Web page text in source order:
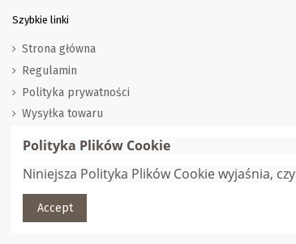
Szybkie linki
Strona główna
Regulamin
Polityka prywatności
Wysyłka towaru
Dostawcy
© Gana Sp. z o.o. | Webmaster:
Polityka Plików Cookie
Niniejsza Polityka Plików Cookie wyjaśnia,
Accept